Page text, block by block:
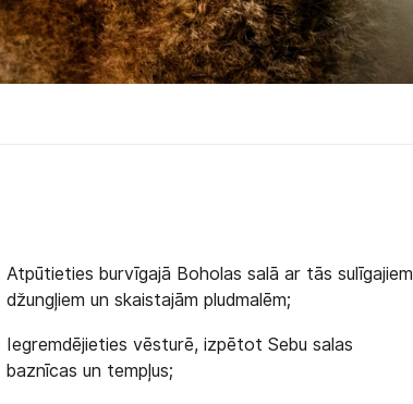
Atpūtieties burvīgajā Boholas salā ar tās sulīgajiem
džungļiem un skaistajām pludmalēm;
Iegremdējieties vēsturē, izpētot Sebu salas
baznīcas un tempļus;